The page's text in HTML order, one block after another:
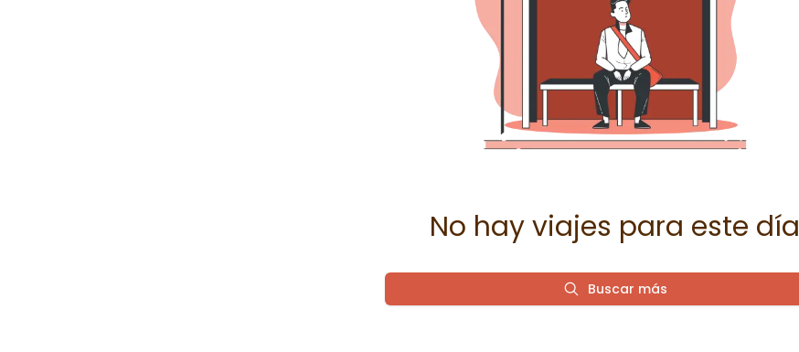
No hay viajes para este día
Buscar más